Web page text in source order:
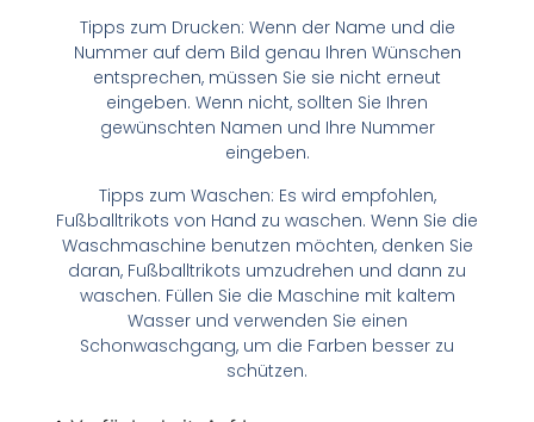
Tipps zum Drucken: Wenn der Name und die
Nummer auf dem Bild genau Ihren Wünschen
entsprechen, müssen Sie sie nicht erneut
eingeben. Wenn nicht, sollten Sie Ihren
gewünschten Namen und Ihre Nummer
eingeben.
Tipps zum Waschen: Es wird empfohlen,
Fußballtrikots von Hand zu waschen. Wenn Sie die
Waschmaschine benutzen möchten, denken Sie
daran, Fußballtrikots umzudrehen und dann zu
waschen. Füllen Sie die Maschine mit kaltem
Wasser und verwenden Sie einen
Schonwaschgang, um die Farben besser zu
schützen.